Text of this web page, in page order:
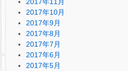
2017年10月
2017年9月
2017年8月
2017年7月
2017年6月
2017年5月